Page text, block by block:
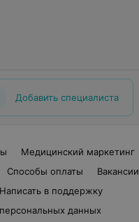
Добавить специалиста
Медицинский маркетинг
Способы оплаты
Вакансии
Написать в поддержку
данных